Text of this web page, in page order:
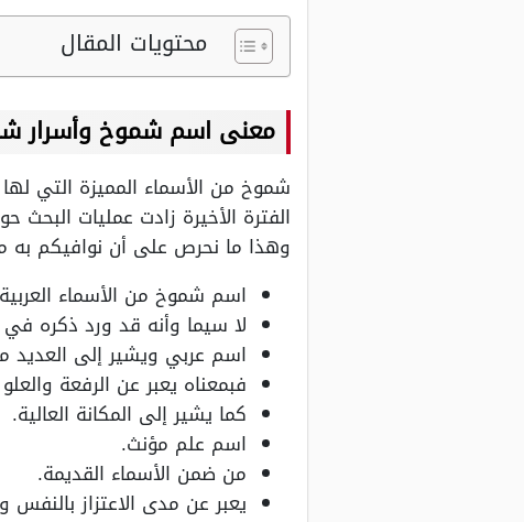
محتويات المقال
معنى اسم شموخ وأسرار
شموخ من الأسماء المميزة التي
الفترة الأخيرة زادت عمليات
وهذا ما نحرص على أن نوافيكم به
اسم شموخ من الأسماء
لا سيما وأنه قد ورد ذكره في
اسم عربي ويشير إلى العديد
فبمعناه يعبر عن الرفعة
كما يشير إلى المكانة العالية.
اسم علم مؤنث.
من ضمن الأسماء القديمة.
يعبر عن مدى الاعتزاز بالنفس